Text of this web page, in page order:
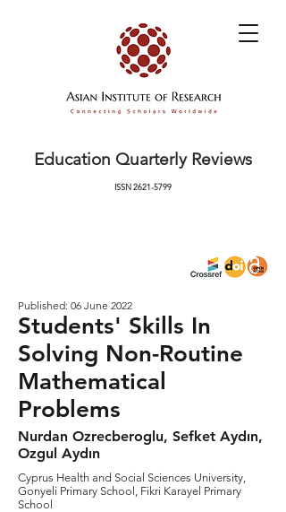
Education Quarterly Reviews
ISSN2621-5799
Published: 06 June 2022
Students' Skills In
Solving Non-Routine
Mathematical
Problems
Nurdan Ozrecberoglu, Sefket Aydın,
Ozgul Aydın
Cyprus Health and Social Sciences University,
Gonyeli Primary School, Fikri Karayel Primary
School